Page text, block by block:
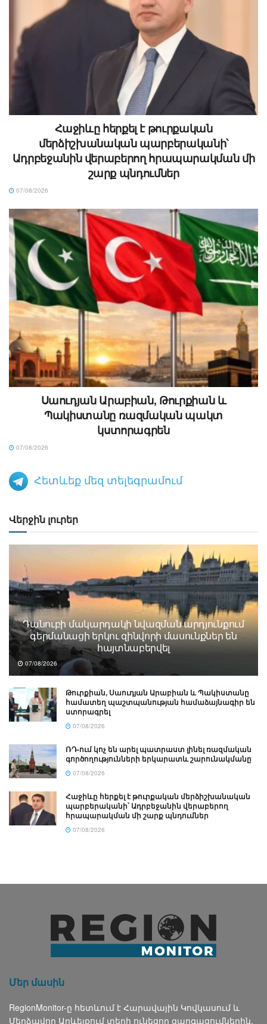
Հաջիևը հերքել է թուրքական
մերձիշխանական պարբերականի՝
Ադրբեջանին վերաբերող հրապարակման մի
շարք պնդումներ
07/08/2026
Սաուդյան Արաբիան, Թուրքիան և
Պակիստանը ռազմական պակտ
կստորագրեն
07/08/2026
Հետևեք մեզ տելեգրամում
Վերջին լուրեր
Դանուբի մակարդակի նվազման արդյունքում
գերմանացի երկու զինվորի մասունքներ են
հայտնաբերվել
07/08/2026
Թուրքիան, Սաուդյան Արաբիան և Պակիստանը
համատեղ պաշտպանության համաձայնագիր են
ստորագրել
07/08/2026
ՌԴ-ում կոչ են արել պատրաստ լինել ռազմական
գործողությունների երկարատև շարունակմանը
07/08/2026
Հաջիևը հերքել է թուրքական մերձիշխանական
պարբերականի՝ Ադրբեջանին վերաբերող
հրապարակման մի շարք պնդումներ
07/08/2026
Մեր մասին
RegionMonitor-ը հետևում է Հարավային Կովկասում և
Մերձավոր Արևելքում տեղի ունեցող զարգացումներին,